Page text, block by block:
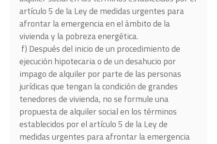
artículo 5 de la Ley de medidas urgentes para
afrontar la emergencia en el ámbito de la
vivienda y la pobreza energética.
f) Después del inicio de un procedimiento de
ejecución hipotecaria o de un desahucio por
impago de alquiler por parte de las personas
jurídicas que tengan la condición de grandes
tenedores de vivienda, no se formule una
propuesta de alquiler social en los términos
establecidos por el artículo 5 de la Ley de
medidas urgentes para afrontar la emergencia